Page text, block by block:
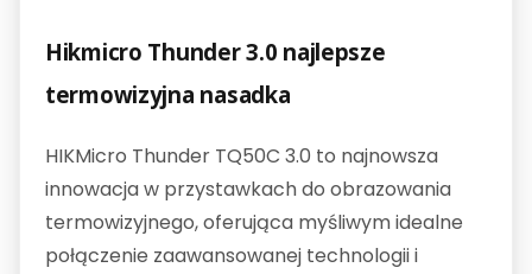
Hikmicro Thunder 3.0 najlepsze
termowizyjna nasadka
HIKMicro Thunder TQ50C 3.0 to najnowsza
innowacja w przystawkach do obrazowania
termowizyjnego, oferująca myśliwym idealne
połączenie zaawansowanej technologii i